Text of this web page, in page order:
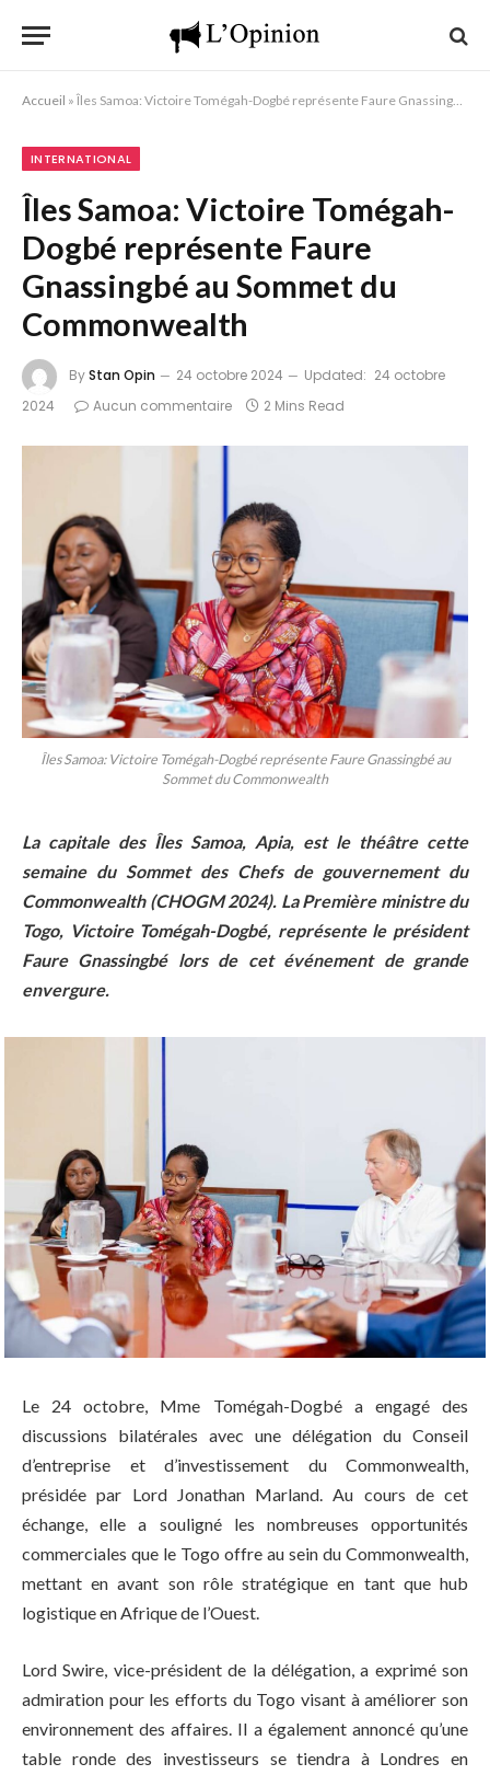
Accueil » Îles Samoa: Victoire Tomégah-Dogbé représente Faure Gnassingbé au Sommet du Commonwealth
INTERNATIONAL
Îles Samoa: Victoire Tomégah-
Dogbé représente Faure
Gnassingbé au Sommet du
Commonwealth
ByStan Opin 24 octobre 2024 Updated: 24 octobre
2024
Aucun commentaire 2 Mins Read
Îles Samoa: Victoire Tomégah-Dogbé représente Faure Gnassingbé au
Sommet du Commonwealth
La capitale des Îles Samoa, Apia, est le théâtre cette
semaine du Sommet des Chefs de gouvernement du
Commonwealth (CHOGM 2024). La Première ministre du
Togo, Victoire Tomégah-Dogbé, représente le président
Faure Gnassingbé lors de cet événement de grande
envergure.
Le 24 octobre, Mme Tomégah-Dogbé a engagé des
discussions bilatérales avec une délégation du Conseil
d’entreprise et d’investissement du Commonwealth,
présidée par Lord Jonathan Marland. Au cours de cet
échange, elle a souligné les nombreuses opportunités
commerciales que le Togo offre au sein du Commonwealth,
mettant en avant son rôle stratégique en tant que hub
logistique en Afrique de l’Ouest.
Lord Swire, vice-président de la délégation, a exprimé son
admiration pour les efforts du Togo visant à améliorer son
environnement des affaires. Il a également annoncé qu’une
table ronde des investisseurs se tiendra à Londres en